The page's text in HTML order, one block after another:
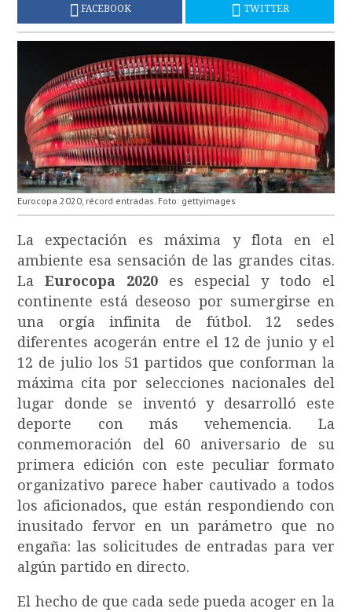
FACEBOOK TWITTER
Eurocopa 2020, récord entradas. Foto: gettyimages
La expectación es máxima y flota en el
ambiente esa sensación de las grandes citas.
LaEurocopa 2020es especial y todo el
continente está deseoso por sumergirse en
una orgía infinita de fútbol. 12 sedes
diferentes acogerán entre el 12 de junio y el
12 de julio los 51 partidos que conforman la
máxima cita por selecciones nacionales del
lugar donde se inventó y desarrolló este
deporte con más vehemencia. La
conmemoración del 60 aniversario de su
primera edición con este peculiar formato
organizativo parece haber cautivado a todos
los aficionados, que están respondiendo con
inusitado fervor en un parámetro que no
engaña: las solicitudes de entradas para ver
algún partido en directo.
El hecho de que cada sede pueda acoger en la